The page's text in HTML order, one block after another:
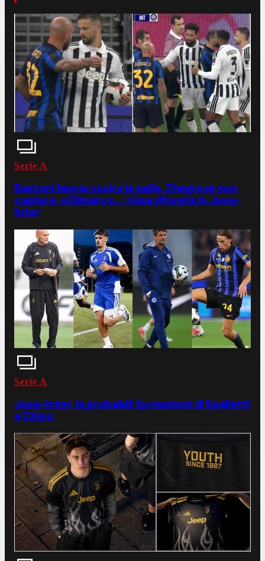
Serie A
Bastoni lascia uscire la palla, Zhegrova non
capisce, e Dimarco...: rissa sfiorata in Juve-
Inter
Serie A
Juve-Inter, le probabili formazioni di Spalletti
e Chivu